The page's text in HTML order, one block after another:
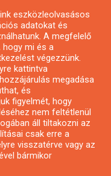
eszközleolvasásos
adatokat és
A megfelelő
hogy mi és a
végezzünk.
kattintva
megadása
és
figyelmét, hogy
nem feltétlenül
áll tiltakozni az
csak erre a
visszatérve vagy az
bármikor